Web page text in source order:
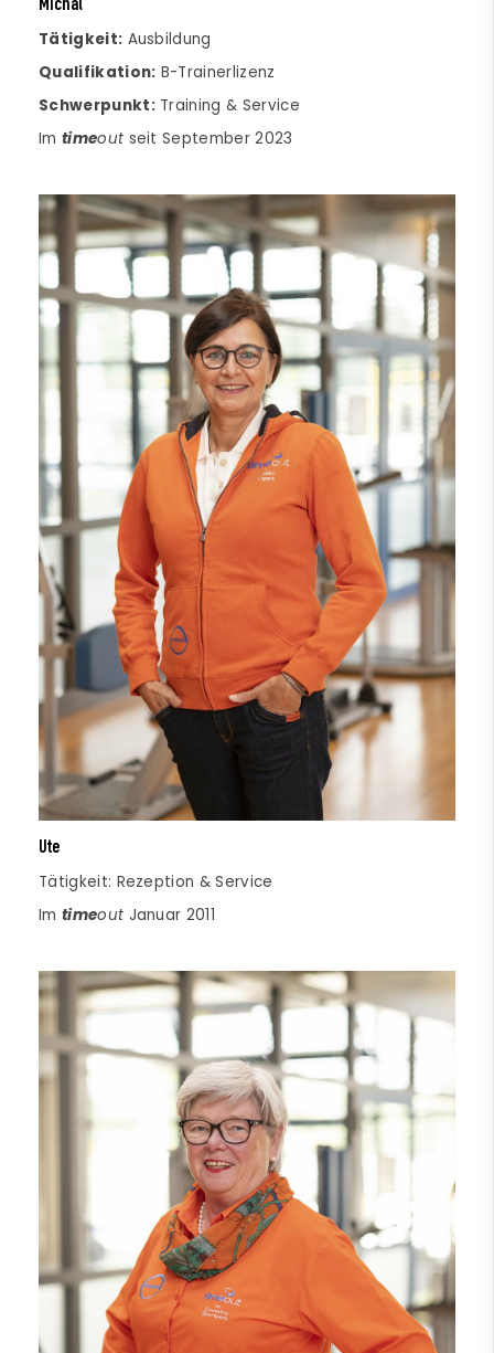
Michal
Tätigkeit: Ausbildung
Qualifikation: B-Trainerlizenz
Schwerpunkt:Training & Service
Im timeout seit September 2023
Ute
Tätigkeit: Rezeption & Service
Im timeout Januar 2011